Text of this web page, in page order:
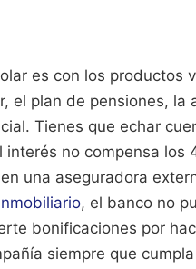
es con los productos
el plan de pensiones, la
Tienes que echar
no compensa los
una aseguradora
, el banco no
bonificaciones por
siempre que